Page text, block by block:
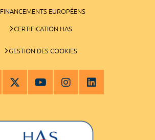
FINANCEMENTS EUROPÉENS
CERTIFICATION HAS
GESTION DES COOKIES